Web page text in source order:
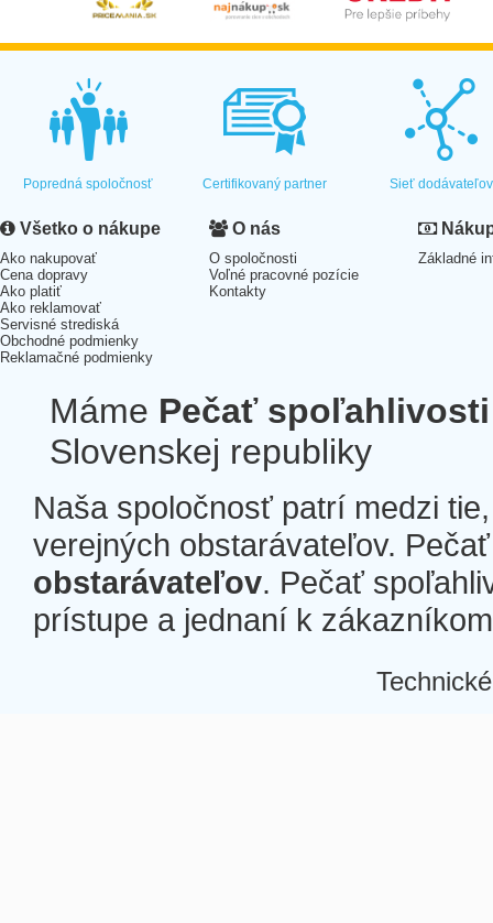
Popredná spoločnosť Certifikovaný partner Sieť dodávateľov
Všetko o nákupe
Ako nakupovať
Cena dopravy
Ako platiť
Ako reklamovať
Servisné strediská
Obchodné podmienky
Reklamačné podmienky
O nás
O spoločnosti
Voľné pracovné pozície
Kontakty
Základné
Máme Pečať spoľahlivosti
Slovenskej republiky
Naša spoločnosť patrí medzi
verejných obstarávateľov.
obstarávateľov. Pečať
prístupe a jednaní k